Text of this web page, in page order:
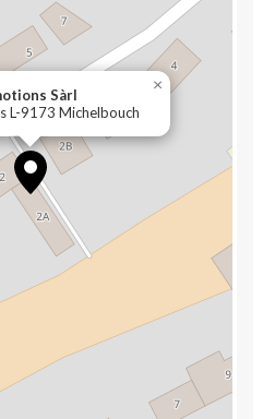
Sàrl
L-9173 Michelbouch
×